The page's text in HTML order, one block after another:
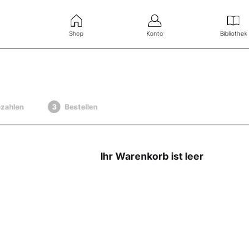
Shop Konto Bibliothek
Bestellen
Ihr Warenkorb ist leer